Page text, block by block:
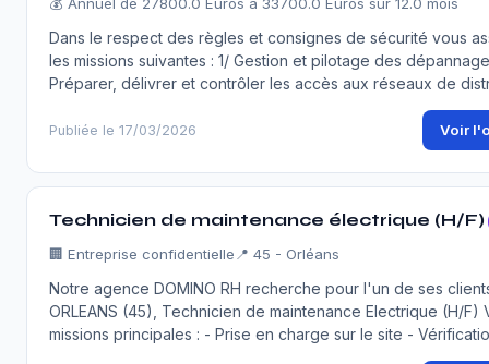
Dans le respect des règles et consignes de sécurité vous
les missions suivantes : 1/ Gestion et pilotage des
Préparer, délivrer et contrôler les accès aux réseaux de
Publiée le 17/03/2026 Voir
Technicien de maintenance électrique (H/F)
🏢 Entreprise confidentielle 📍 45 - Orléans
Notre agence DOMINO RH recherche pour l'un de ses
ORLEANS (45), Technicien de maintenance Electrique (H/F)
missions principales : - Prise en charge sur le site -